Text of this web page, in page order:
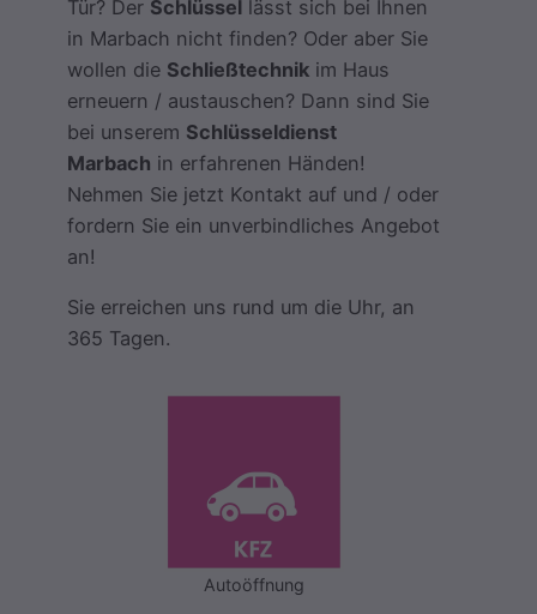
Tür? Der Schlüssel
lässt sich bei Ihnen
in Marbach nicht finden? Oder aber Sie
wollen die Schließtechnik im Haus
erneuern / austauschen? Dann sind Sie
bei unserem Schlüsseldienst
Marbach in erfahrenen Händen!
Nehmen Sie jetzt Kontakt auf und / oder
fordern Sie ein unverbindliches Angebot
an!
Sie erreichen uns rund um die Uhr, an
365 Tagen.
Autoöffnung